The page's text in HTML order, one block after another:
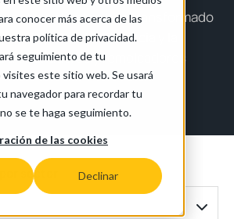
conocer más acerca de las
política de privacidad.
seguimiento de tu
este sitio web. Se usará
navegador para recordar tu
se te haga seguimiento.
de las cookies
Declinar
clientes han transformado
impulsar la eficiencia y la
arrastradores y remolcadores
sector